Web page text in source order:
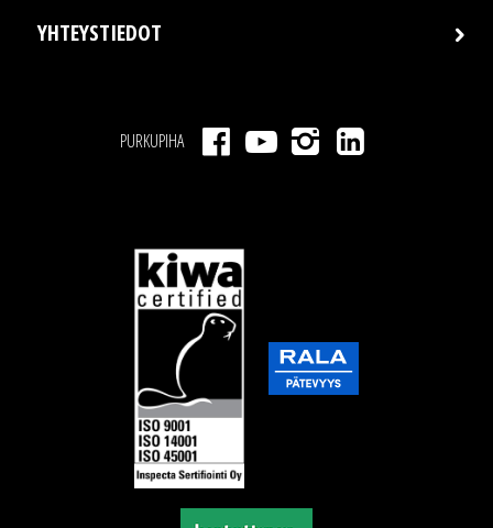
YHTEYSTIEDOT
PURKUPIHA